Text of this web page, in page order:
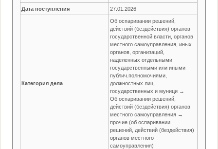
Дата поступления 27.01.2026
Категория дела
Об оспаривании решений,
действий (бездействия) органов
государственной власти, органов
местного самоуправления, иных
органов, организаций,
наделенных отдельными
государственными или иными
публич.полномочиями,
должностных лиц,
государственных и муници →
Об оспаривании решений,
действий (бездействия) органов
местного самоуправления →
прочие (об оспаривании
решений, действий (бездействия)
органов местного
самоуправления)